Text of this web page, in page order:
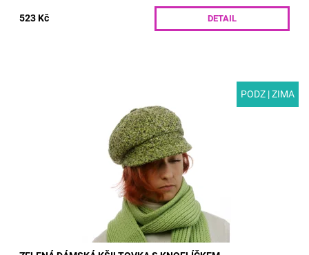
523 Kč DETAIL
PODZ | ZIMA
MODEL: V18 | Tato dámská zelená kšiltovka s knoflíčkem je
vyrobena z vlny a polyesteru. Stylová čepice pro podzim a zimu.
Skladem
V18/S